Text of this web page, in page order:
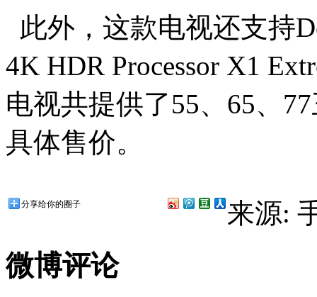
此外，这款电视还支持
4K HDR Processor X1
电视共提供了55、65、
具体售价。
分享给你的圈子 来源:
微博评论